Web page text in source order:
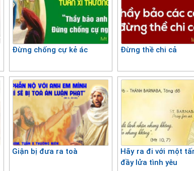
Đừng chống cự kẻ ác Đừng thề chi cả
Giận bị đưa ra toà
Hãy ra đi với một
đầy lửa tình yêu